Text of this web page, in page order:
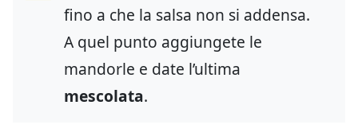
fino a che la salsa non si addensa.
A quel punto aggiungete le
mandorle e date l’ultima
mescolata.